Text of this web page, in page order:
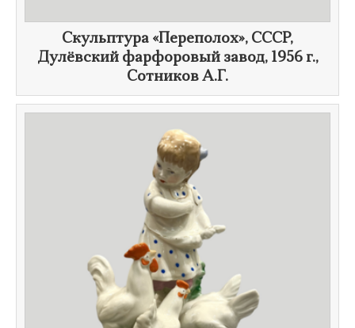
​Скульптура «Переполох», СССР,
Дулёвский фарфоровый завод, 1956 г.,
Сотников А.Г.